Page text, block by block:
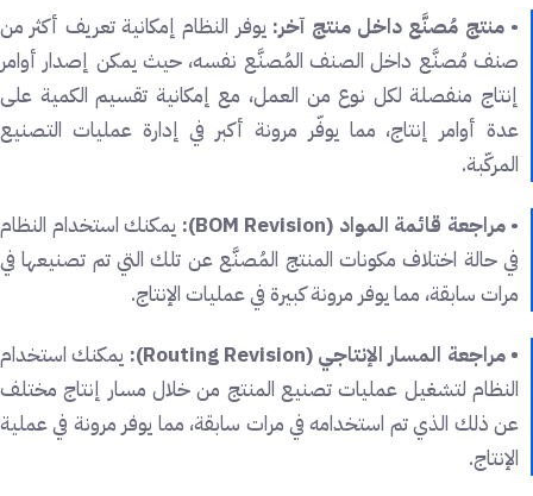
•منتج مُصنَّع داخل منتج آخر: يوفر النظام إمكانية تعريف أكثر من
صنف مُصنَّع داخل الصنف المُصنَّع نفسه، حيث يمكن إصدار أوامر
إنتاج منفصلة لكل نوع من العمل، مع إمكانية تقسيم الكمية على
عدة أوامر إنتاج، مما يوفّر مرونة أكبر في إدارة عمليات التصنيع
المركّبة.
•مراجعة قائمة المواد (BOM Revision):
يمكنك استخدام النظام
في حالة اختلاف مكونات المنتج المُصنَّع عن تلك التي تم تصنيعها في
مرات سابقة، مما يوفر مرونة كبيرة في عمليات الإنتاج.
• مراجعة المسار الإنتاجي (Routing Revision):
يمكنك استخدام
النظام لتشغيل عمليات تصنيع المنتج من خلال مسار إنتاج مختلف
عن ذلك الذي تم استخدامه في مرات سابقة، مما يوفر مرونة في عملية
الإنتاج.